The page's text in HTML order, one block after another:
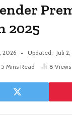
2025
2026 Updated: Juli
5 Mins Read 8 Views